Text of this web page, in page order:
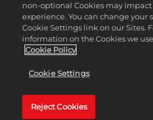
non-optional Cookies may
experience. You can change your
Cookie Settings link on our Sites.
information on the Cookies we
Cookie Policy
Cookie Settings
Reject Cookies